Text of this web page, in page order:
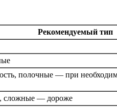
Рекомендуемый тип
полочные — при
сложные — дороже